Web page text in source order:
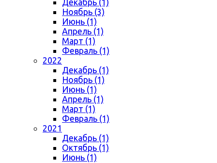
Декабрь (1)
Ноябрь (3)
Июнь (1)
Апрель (1)
Март (1)
Февраль (1)
2022
Декабрь (1)
Ноябрь (1)
Июнь (1)
Апрель (1)
Март (1)
Февраль (1)
2021
Декабрь (1)
Октябрь (1)
Июнь (1)